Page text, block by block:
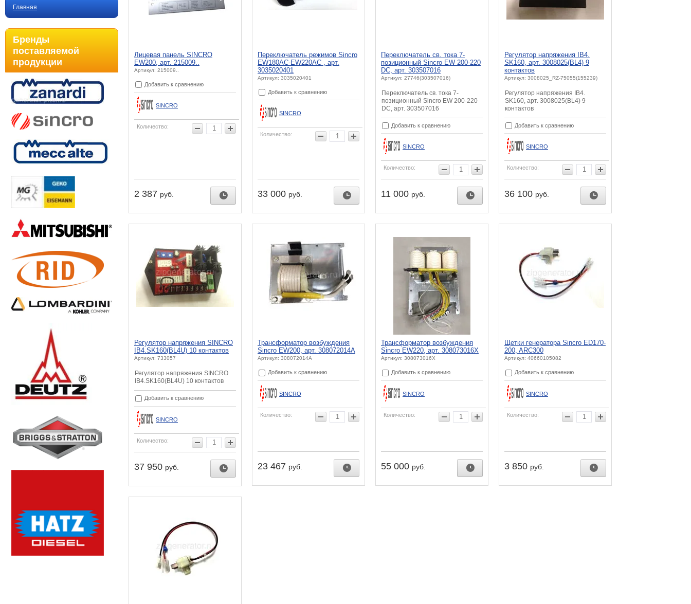
Главная
Бренды
поставляемой
продукции
Лицевая панель SINCRO
EW200, арт. 215009..
Артикул: 215009..
Добавить к сравнению
SINCRO
Количество:
2 387 руб.
Переключатель режимов Sincro
EW180AC-EW220AC , арт.
3035020401
Артикул: 3035020401
Добавить к сравнению
SINCRO
Количество:
33 000 руб.
Переключатель св. тока 7-
позиционный Sincro EW 200-220
DC, арт. 303507016
Артикул: 27746(303507016)
Переключатель св. тока 7-
позиционный Sincro EW 200-220
DC, арт. 303507016
Добавить к сравнению
SINCRO
Количество:
11 000 руб.
Регулятор напряжения IB4.
SK160, арт. 3008025(BL4) 9
контактов
Артикул: 3008025_RZ-75055(155239)
Регулятор напряжения IB4.
SK160, арт. 3008025(BL4) 9
контактов
Добавить к сравнению
SINCRO
Количество:
36 100 руб.
Регулятор напряжения SINCRO
IB4.SK160(BL4U) 10 контактов
Артикул: 733057
Регулятор напряжения SINCRO
IB4.SK160(BL4U) 10 контактов
Добавить к сравнению
SINCRO
Количество:
37 950 руб.
Трансформатор возбуждения
Sincro EW200, арт. 308072014A
Артикул: 308072014A
Добавить к сравнению
SINCRO
Количество:
23 467 руб.
Трансформатор возбуждения
Sincro EW220, арт. 308073016X
Артикул: 308073016X
Добавить к сравнению
SINCRO
Количество:
55 000 руб.
Щетки генератора Sincro ED170-
200, ARC300
Артикул: 40660105082
Добавить к сравнению
SINCRO
Количество:
3 850 руб.